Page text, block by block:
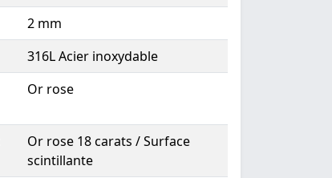
2 mm
316L Acier inoxydable
Or rose
Or rose 18 carats / Surface
scintillante